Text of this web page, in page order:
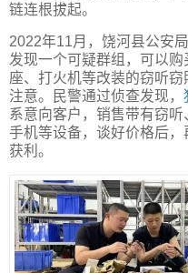
链连根拔起。
2022年11月，饶河县公安
发现一个可疑群组，可以
座、打火机等改装的窃听
注意。民警通过侦查发现，
系意向客户，销售带有窃
手机等设备，谈好价格后
获利。